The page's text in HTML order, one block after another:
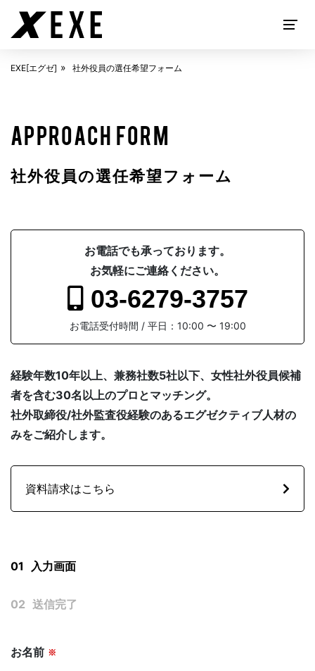
EXECUTIVE SEARCH
EXE[エグゼ]とは
SOLUTION
FAQ よくある質問
EXE[エグゼ] 社外役員の選任希望フォーム
APPROACH FORM
社外役員の選任希望フォーム
お電話でも承っております。
お気軽にご連絡ください。
03-6279-3757
お電話受付時間 / 平日：10:00 〜 19:00
経験年数10年以上、兼務社数5社以下、女性社外役員候補
者を含む30名以上のプロとマッチング。
社外取締役/社外監査役経験のあるエグゼクティブ人材の
みをご紹介します。
資料請求はこちら
お名前 ※
01 入力画面
02 送信完了